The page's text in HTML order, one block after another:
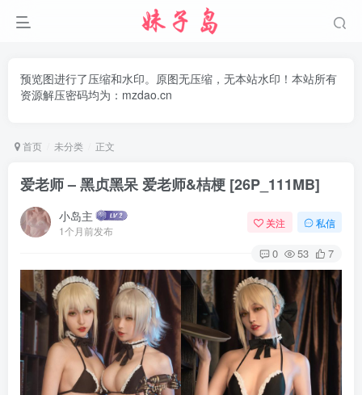
预览图进行了压缩和水印。原图无压缩，无本站水印！本站所有
资源解压密码均为：mzdao.cn
首页 未分类 正文
爱老师 – 黑贞黑呆 爱老师&桔梗 [26P_111MB]
小岛主
1个月前发布
关注 私信
0 53 7